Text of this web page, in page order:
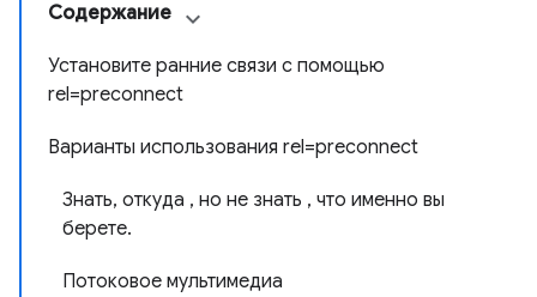
Содержание
Установите ранние связи с помощью
rel=preconnect
Варианты использования rel=preconnect
Знать, откуда , но не знать , что именно вы
берете.
Потоковое мультимедиа